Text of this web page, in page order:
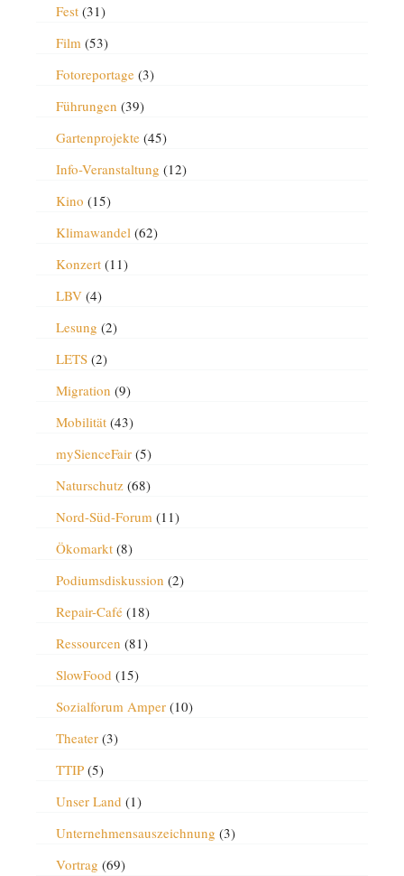
Fest(31)
Film(53)
Fotoreportage(3)
Führungen (39)
Gartenprojekte(45)
Info-Veranstaltung (12)
Kino (15)
Klimawandel(62)
Konzert(11)
LBV(4)
Lesung (2)
LETS(2)
Migration (9)
Mobilität(43)
mySienceFair(5)
Naturschutz(68)
Nord-Süd-Forum(11)
Ökomarkt(8)
Podiumsdiskussion (2)
Repair-Café(18)
Ressourcen (81)
SlowFood (15)
Sozialforum Amper(10)
Theater(3)
TTIP(5)
Unser Land (1)
Unternehmensauszeichnung (3)
Vortrag (69)